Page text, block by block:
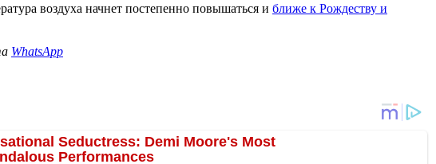
воздуха начнет постепенно повышаться и ближе к Рождеству и
WhatsApp